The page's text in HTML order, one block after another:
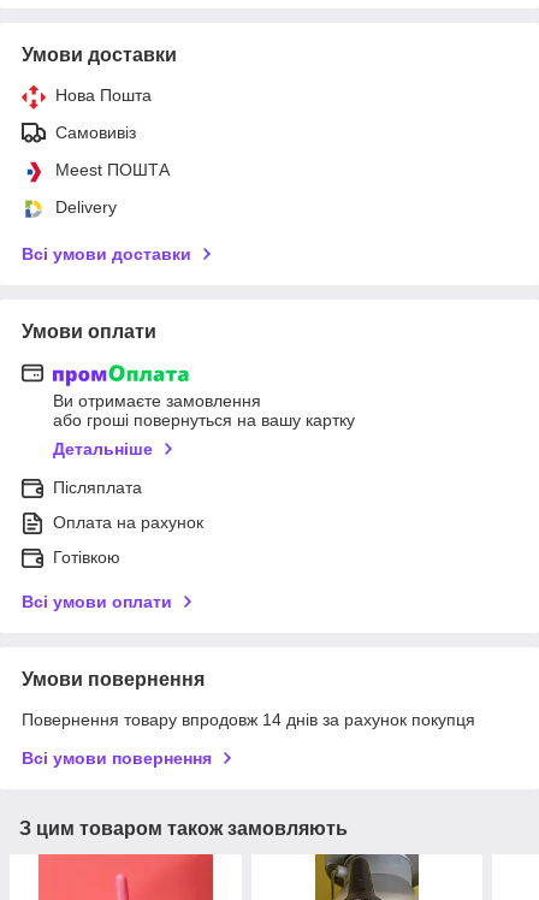
Умови доставки
Нова Пошта
Самовивіз
Meest ПОШТА
Delivery
Всі умови доставки
Умови оплати
Ви отримаєте замовлення
або гроші повернуться на вашу картку
Детальніше
Післяплата
Оплата на рахунок
Готівкою
Всі умови оплати
Умови повернення
Повернення товару впродовж 14 днів за рахунок покупця
Всі умови повернення
З цим товаром також замовляють